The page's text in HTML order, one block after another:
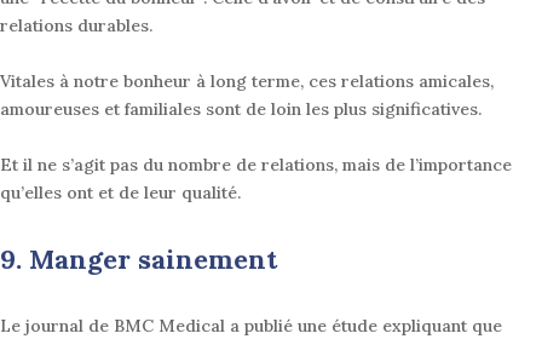
relations durables.
Vitales à notre bonheur à long terme, ces relations amicales,
amoureuses et familiales sont de loin les plus significatives.
Et il ne s’agit pas du nombre de relations, mais de l’importance
qu’elles ont et de leur qualité.
9. Manger sainement
Le journal de BMC Medical a publié une étude expliquant que